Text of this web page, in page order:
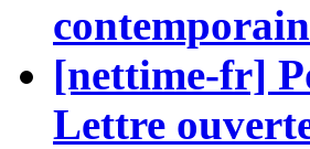
[nettime-fr]
Lettre